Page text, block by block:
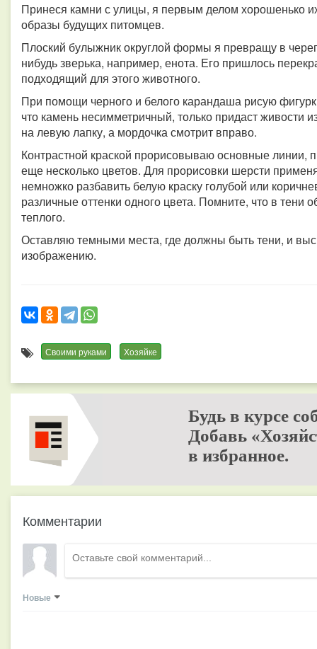
Принеся камни с улицы, я первым делом хорошенько
образы будущих питомцев.
Плоский булыжник округлой формы я превращу в
нибудь зверька, например, енота. Его пришлось
подходящий для этого животного.
При помощи черного и белого карандаша рисую
что камень несимметричный, только придаст
на левую лапку, а мордочка смотрит вправо.
Контрастной краской прорисовываю основные линии,
еще несколько цветов. Для прорисовки шерсти
немножко разбавить белую краску голубой или
различные оттенки одного цвета. Помните, что в тени
теплого.
Оставляю темными места, где должны быть тени, и
изображению.
Своими руками Хозяйке
Будь в курсе
Добавь
в избранное.
Комментарии
Новые